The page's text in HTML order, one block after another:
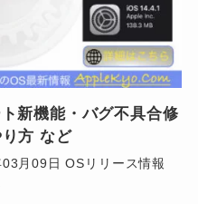
新機能・バグ不具合修
方 など
月09日 OSリリース情報